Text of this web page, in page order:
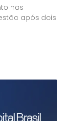
nas
após dois